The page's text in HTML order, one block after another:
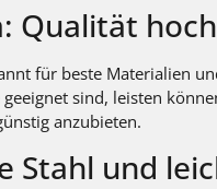
Qualität
für beste Materialien
sind, leisten
anzubieten.
Stahl und